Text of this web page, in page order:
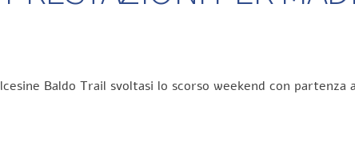
Baldo Trail svoltasi lo scorso weekend con